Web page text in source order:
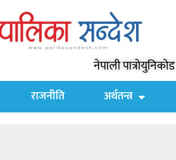
नेपाली पात्रोयुनिकोड
राजनीति अर्थतन्त्र